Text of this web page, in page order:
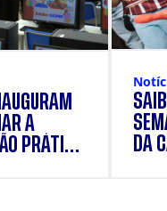
A
PRÁTICA
DA